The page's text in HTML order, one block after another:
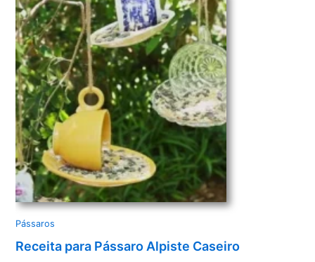
d
e
o
Pássaros
Receita para Pássaro Alpiste Caseiro